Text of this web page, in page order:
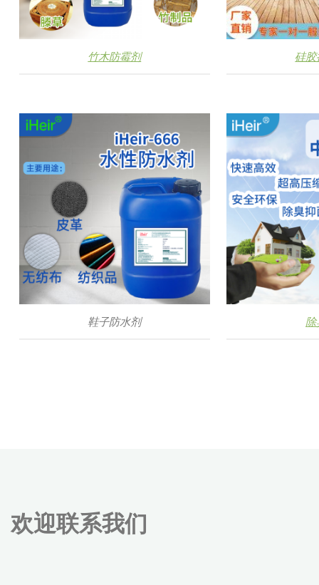
竹木防霉剂 硅
鞋子防水剂 除
欢迎联系我们